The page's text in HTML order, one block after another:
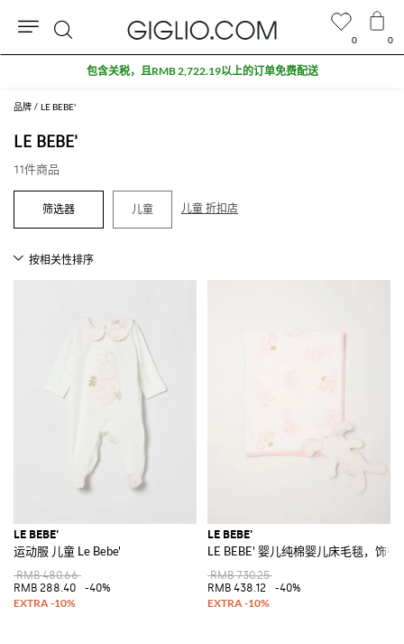
品牌 LE BEBE'
LE BEBE'
11件商品
儿童 儿童 折扣店
LE BEBE'
运动服 儿童 Le Bebe'
RMB 480.66
RMB 288.40
-40%
LE BEBE'
LE BEBE' 婴儿纯棉婴儿床毛毯，饰有
RMB 730.25
RMB 438.12
-40%
0 0
包含关税，且RMB 2,722.19以上的订单免费配送